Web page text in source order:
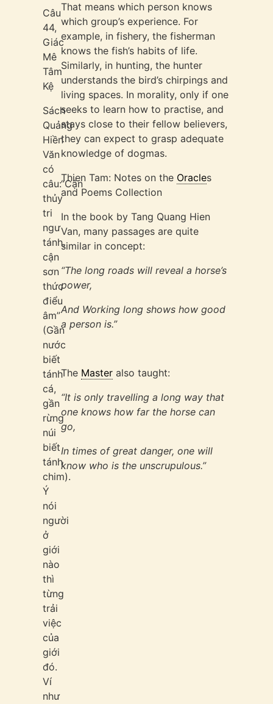
Câu
44,
Giác
Mê
Tâm
Kệ
Sách
Quảng
Hiền
Văn
có
câu:“Cận
thủy
tri
ngư
tánh,
cận
sơn
thức
điểu
âm”
(Gần
nước
biết
tánh
cá,
gần
rừng
núi
biết
tánh
chim).
Ý
nói
người
ở
giới
nào
thì
từng
trải
việc
của
giới
đó.
Ví
như
That means which person knows
which group’s experience. For
example, in fishery, the fisherman
knows the fish’s habits of life.
Similarly, in hunting, the hunter
understands the bird’s chirpings and
living spaces. In morality, only if one
seeks to learn how to practise, and
stays close to their fellow believers,
they can expect to grasp adequate
knowledge of dogmas.
Thien Tam: Notes on the Oracles
and Poems Collection
In the book by Tang Quang Hien
Van, many passages are quite
similar in concept:
“The long roads will reveal a horse’s
power,
And Working long shows how good
a person is.”
The Master also taught:
“It is only travelling a long way that
one knows how far the horse can
go,
In times of great danger, one will
know who is the unscrupulous.”